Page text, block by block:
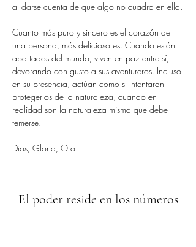
al darse cuenta de que algo no cuadra en ella.
Cuanto más puro y sincero es el corazón de
una persona, más delicioso es. Cuando están
apartados del mundo, viven en paz entre sí,
devorando con gusto a sus aventureros. Incluso
en su presencia, actúan como si intentaran
protegerlos de la naturaleza, cuando en
realidad son la naturaleza misma que debe
temerse.
Dios, Gloria, Oro.
El poder reside en los números